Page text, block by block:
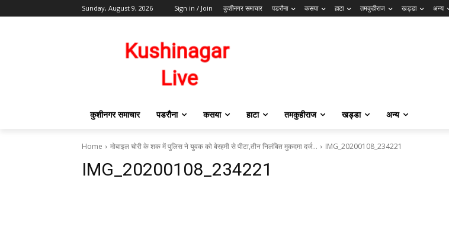
Sunday, August 9, 2026 Sign in / Join कुशीनगर समाचार पडरौना कसया हाटा तमकुहीराज खड्डा अन्य
कुशीनगर समाचार पडरौना कसया हाटा तमकुहीराज खड्डा अन्य
Home मोबाइल चोरी के शक में पुलिस ने युवक को बेरहमी से पीटा,तीन निलंबित मुकदमा दर्ज… IMG_20200108_234221
IMG_20200108_234221